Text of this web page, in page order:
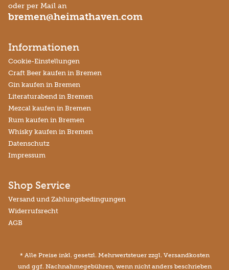
oder per Mail an
bremen@heimathaven.com
Informationen
Cookie-Einstellungen
Craft Beer kaufen in Bremen
Gin kaufen in Bremen
Literaturabend in Bremen
Mezcal kaufen in Bremen
Rum kaufen in Bremen
Whisky kaufen in Bremen
Datenschutz
Impressum
Shop Service
Versand und Zahlungsbedingungen
Widerrufsrecht
AGB
* Alle Preise inkl. gesetzl. Mehrwertsteuer zzgl. Versandkosten
und ggf. Nachnahmegebühren, wenn nicht anders beschrieben